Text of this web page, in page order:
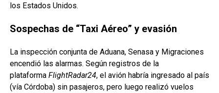
los Estados Unidos.
Sospechas de “Taxi Aéreo” y evasión
La inspección conjunta de Aduana, Senasa y Migraciones
encendió las alarmas. Según registros de la
plataforma FlightRadar24, el avión habría ingresado al país
(vía Córdoba) sin pasajeros, pero luego realizó vuelos